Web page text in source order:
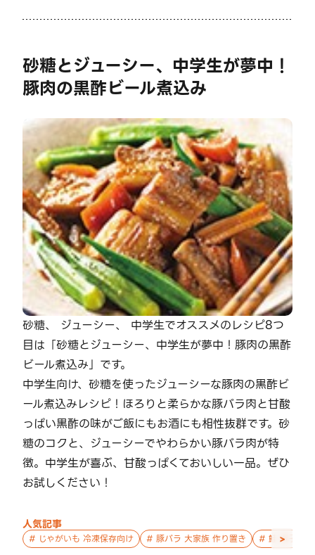
砂糖とジューシー、中学生が夢中！
豚肉の黒酢ビール煮込み
砂糖、 ジューシー、 中学生でオススメのレシピ8つ
目は「砂糖とジューシー、中学生が夢中！豚肉の黒酢
ビール煮込み」です。
中学生向け、砂糖を使ったジューシーな豚肉の黒酢ビ
ール煮込みレシピ！ほろりと柔らかな豚バラ肉と甘酸
っぱい黒酢の味がご飯にもお酒にも相性抜群です。砂
糖のコクと、ジューシーでやわらかい豚バラ肉が特
徴。中学生が喜ぶ、甘酸っぱくておいしい一品。ぜひ
お試しください！
人気記事
# じゃがいも 冷凍保存向け # 豚バラ 大家族 作り置き # 鮭 親子 作
>